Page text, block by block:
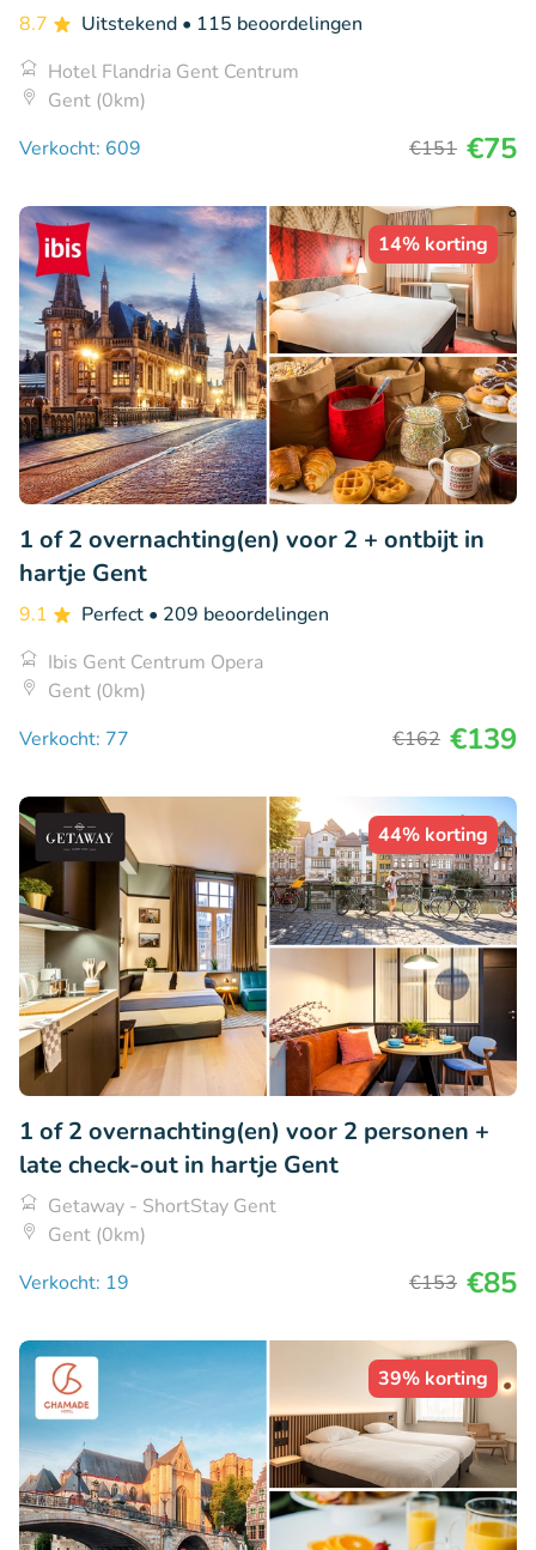
8.7
Uitstekend • 115 beoordelingen
Hotel Flandria Gent Centrum
Gent (0km)
Verkocht: 609
€151 €75
14% korting
1 of 2 overnachting(en) voor 2 + ontbijt in
hartje Gent
9.1 Perfect • 209 beoordelingen
Ibis Gent Centrum Opera
Gent (0km)
Verkocht: 77
€162 €139
44% korting
1 of 2 overnachting(en) voor 2 personen +
late check-out in hartje Gent
Getaway - ShortStay Gent
Gent (0km)
Verkocht: 19
€153 €85
39% korting